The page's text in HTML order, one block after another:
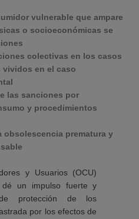
vulnerable que ampare
o socioeconómicas se
colectivas en los casos
vividos en el caso
las sanciones por
y procedimientos
obsolescencia prematura y
y Usuarios (OCU)
un impulso fuerte y
protección de los
por los efectos de